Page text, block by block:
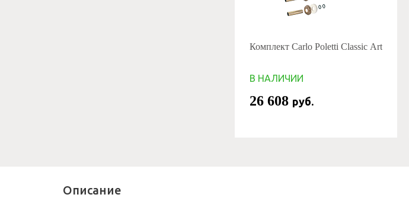
Комплект Carlo Poletti Classic Art
В НАЛИЧИИ
26 608 руб.
Описание